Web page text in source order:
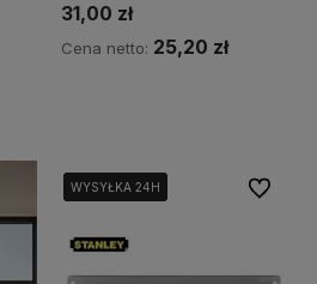
31,00 zł
Cena netto: 25,20 zł
WYSYŁKA 24H
WYSYŁKA 24H
WYSYŁKA 24H Do